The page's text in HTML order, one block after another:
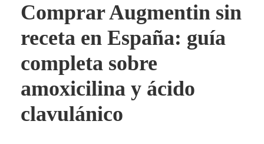
Comprar Augmentin sin
receta en España: guía
completa sobre
amoxicilina y ácido
clavulánico